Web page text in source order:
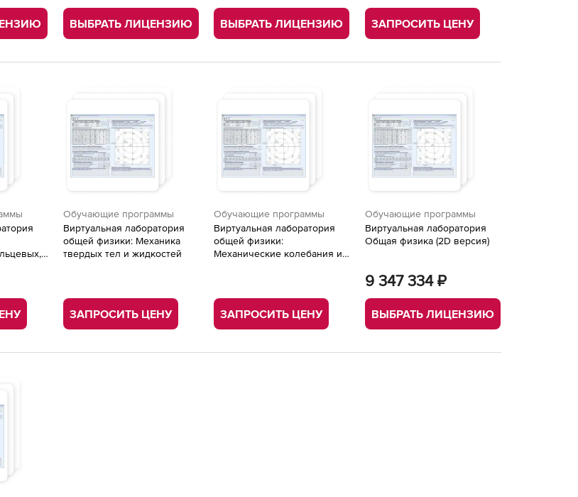
ВЫБРАТЬ ЛИЦЕНЗИЮ ВЫБРАТЬ ЛИЦЕНЗИЮ ЗАПРОСИТЬ ЦЕНУ
Обучающие программы
Виртуальная лаборатория
общей физики: Механика
твердых тел и жидкостей
ЗАПРОСИТЬ ЦЕНУ
Обучающие программы
Виртуальная лаборатория
общей физики:
Механические колебания и
ЗАПРОСИТЬ ЦЕНУ
Обучающие программы
Виртуальная лаборатория
Общая физика (2D версия)
9 347 334 ₽
ВЫБРАТЬ ЛИЦЕНЗИЮ